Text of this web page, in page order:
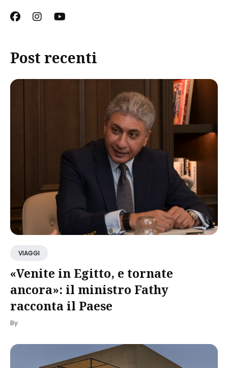
Post recenti
VIAGGI
«Venite in Egitto, e tornate
ancora»: il ministro Fathy
racconta il Paese
By